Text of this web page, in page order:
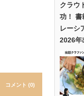
コメント (0)
クラウ
功！ 書
レーシ
2026年